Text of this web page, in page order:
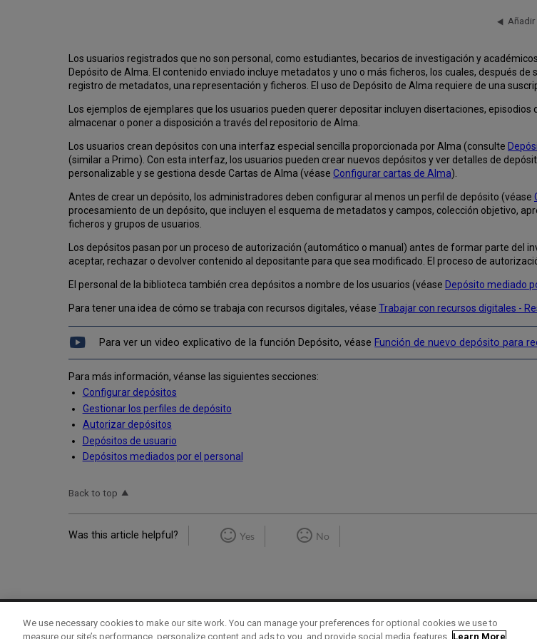
Los usuarios registrados que no son personal, como estudiantes, becarios de investigación y
Depósito de Alma. El contenido enviado incluye metadatos y uno o más ficheros, los cuales, después
registro de metadatos, una representación y ficheros. El uso de Depósito de Alma requiere de una
Los ejemplos de ejemplares que los usuarios pueden querer depositar incluyen disertaciones,
almacenar o poner a disposición a través del repositorio de Alma.
Los usuarios crean depósitos con una interfaz especial sencilla proporcionada por Alma (consulte
(similar a Primo). Con esta interfaz, los usuarios pueden crear nuevos depósitos y ver detalles de
personalizable y se gestiona desde Cartas de Alma (véase Configurar cartas de Alma).
Antes de crear un depósito, los administradores deben configurar al menos un perfil de depósito (véase
procesamiento de un depósito, que incluyen el esquema de metadatos y campos, colección objetivo,
ficheros y grupos de usuarios.
Los depósitos pasan por un proceso de autorización (automático o manual) antes de formar parte del
aceptar, rechazar o devolver contenido al depositante para que sea modificado. El proceso de
El personal de la biblioteca también crea depósitos a nombre de los usuarios (véase Depósito mediado
Para tener una idea de cómo se trabaja con recursos digitales, véase Trabajar con recursos digitales -
Para ver un video explicativo de la función Depósito, véase Función de nuevo depósito para
Para más información, véanse las siguientes secciones:
Configurar depósitos
Gestionar los perfiles de depósito
Autorizar depósitos
Depósitos de usuario
Depósitos mediados por el personal
Back to top
Was this article helpful? Yes No
Term of Use Privacy Policy Contact Us
We use necessary cookies to make our site work. You can manage your preferences for optional cookies we use to
measure our site’s performance, personalize content and ads to you, and provide social media features. Learn More